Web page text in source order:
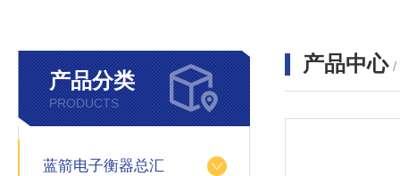
产品分类
PRODUCTS
蓝箭电子衡器总汇
产品中心 /